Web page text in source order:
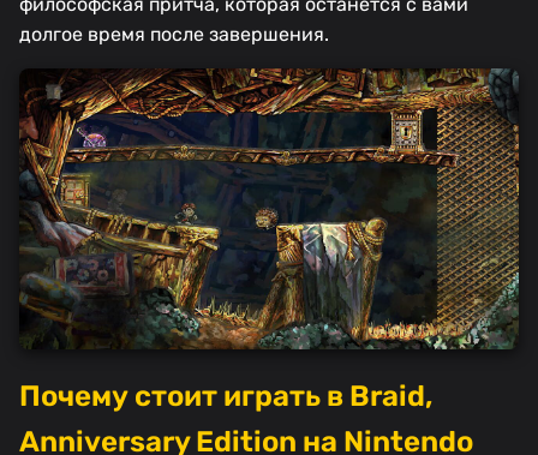
долгое время после завершения.
Почему стоит играть в Braid,
Anniversary Edition на Nintendo